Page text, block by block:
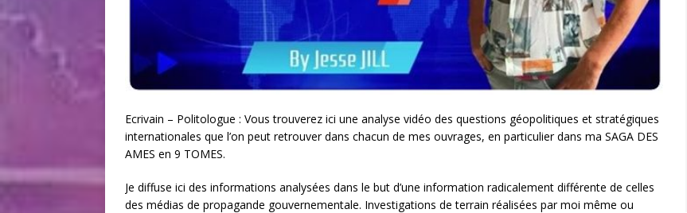
Ecrivain – Politologue : Vous trouverez ici une analyse vidéo des questions géopolitiques et stratégiques
internationales que l’on peut retrouver dans chacun de mes ouvrages, en particulier dans ma SAGA DES
AMES en 9 TOMES.
Je diffuse ici des informations analysées dans le but d’une information radicalement différente de celles
des médias de propagande gouvernementale. Investigations de terrain réalisées par moi même ou